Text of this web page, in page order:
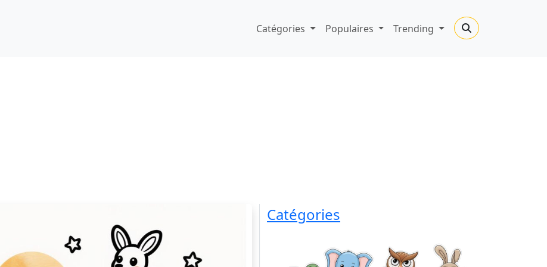
Catégories Populaires Trending
Catégories